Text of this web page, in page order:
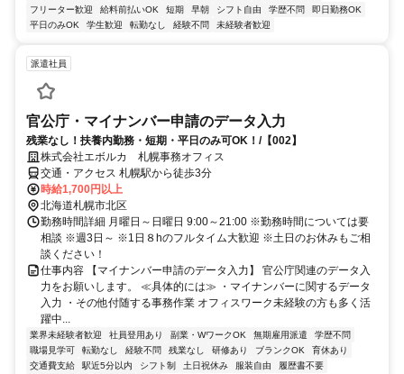
フリーター歓迎
給料前払いOK 短期 早朝 シフト自由 学歴不問
即日勤務OK
平日のみOK
学生歓迎 転勤なし 経験不問 未経験者歓迎
派遣社員
官公庁・マイナンバー申請のデータ入力
残業なし！扶養内勤務・短期・平日のみ可OK！/【002】
株式会社エボルカ 札幌事務オフィス
交通・アクセス 札幌駅から徒歩3分
時給1,700円以上
北海道札幌市北区
勤務時間詳細 月曜日～日曜日 9:00～21:00 ※勤務時間については要
相談 ※週3日～ ※1日８hのフルタイム大歓迎 ※土日のお休みもご相
談ください！
仕事内容 【マイナンバー申請のデータ入力】 官公庁関連のデータ入
力をお願いします。 ≪具体的には≫ ・マイナンバーに関するデータ
入力 ・その他付随する事務作業 オフィスワーク未経験の方も多く活
躍中...
業界未経験者歓迎 社員登用あり 副業・WワークOK 無期雇用派遣
学歴不問
職場見学可
転勤なし 経験不問 残業なし 研修あり ブランクOK
育休あり
交通費支給
駅近5分以内 シフト制 土日祝休み 服装自由
履歴書不要